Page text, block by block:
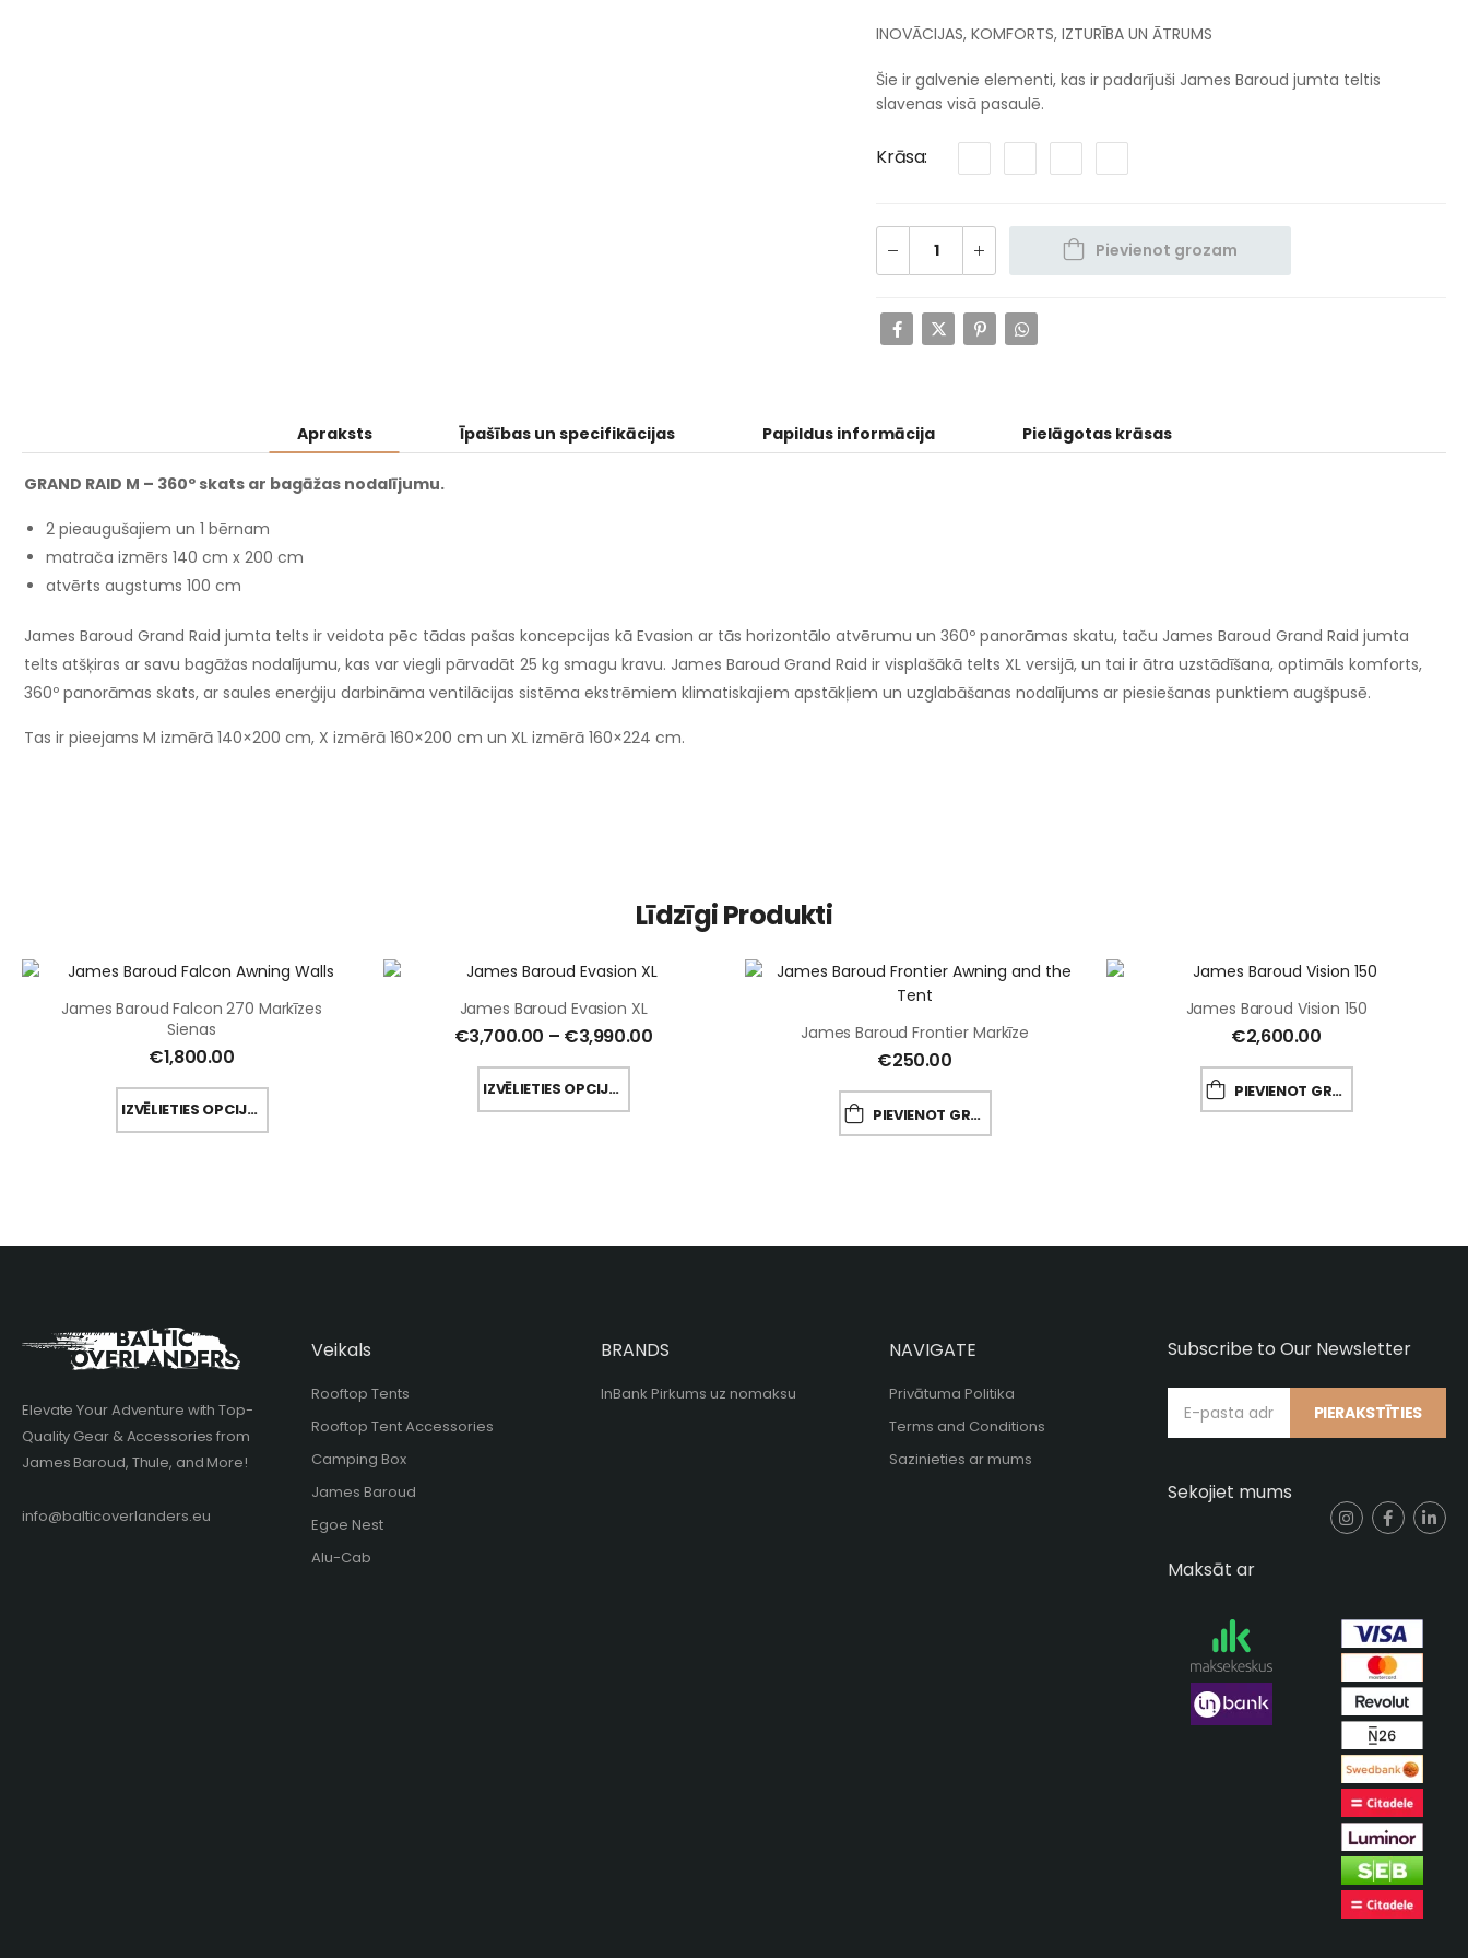
INOVĀCIJAS, KOMFORTS, IZTURĪBA UN ĀTRUMS
Šie ir galvenie elementi, kas ir padarījuši James Baroud jumta teltis
slavenas visā pasaulē.
Krāsa
Pievienot grozam
Apraksts Īpašības un specifikācijas Papildus informācija Pielāgotas krāsas
GRAND RAID M – 360º skats ar bagāžas nodalījumu.
2 pieaugušajiem un 1 bērnam
matrača izmērs 140 cm x 200 cm
atvērts augstums 100 cm
James Baroud Grand Raid jumta telts ir veidota pēc tādas pašas koncepcijas kā Evasion ar tās horizontālo atvērumu un 360º panorāmas skatu, taču James Baroud Grand Raid jumta
telts atšķiras ar savu bagāžas nodalījumu, kas var viegli pārvadāt 25 kg smagu kravu. James Baroud Grand Raid ir visplašākā telts XL versijā, un tai ir ātra uzstādīšana, optimāls komforts,
360º panorāmas skats, ar saules enerģiju darbināma ventilācijas sistēma ekstrēmiem klimatiskajiem apstākļiem un uzglabāšanas nodalījums ar piesiešanas punktiem augšpusē.
Tas ir pieejams M izmērā 140×200 cm, X izmērā 160×200 cm un XL izmērā 160×224 cm.
Līdzīgi Produkti
James Baroud Falcon 270 Markīzes
Sienas
€1,800.00
IZVĒLIETIES OPCIJAS
James Baroud Evasion XL
€3,700.00 – €3,990.00
IZVĒLIETIES OPCIJAS
James Baroud Frontier Markīze
€250.00
PIEVIENOT GROZAM
James Baroud Vision 150
€2,600.00
PIEVIENOT GROZAM
Elevate Your Adventure with Top-
Quality Gear & Accessories from
James Baroud, Thule, and More!
info@balticoverlanders.eu
Veikals
Rooftop Tents
Rooftop Tent Accessories
Camping Box
James Baroud
Egoe Nest
Alu-Cab
BRANDS
InBank Pirkums uz nomaksu
NAVIGATE
Privātuma Politika
Terms and Conditions
Sazinieties ar mums
Subscribe to Our Newsletter
PIERAKSTĪTIES
Sekojiet mums
Maksāt ar